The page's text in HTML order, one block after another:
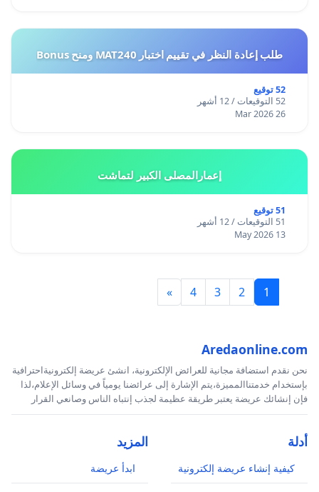
طلب إعادة النظر في تقييم اختبار MAT240 ومنح Bonus
52 توقيع
52 التوقيعات / 12 أشهر
26 Mar 2026
إعمارالمصلى الكبير لتماشت
51 توقيع
51 التوقيعات / 12 أشهر
13 May 2026
1
2
3
4
»
Aredaonline.com
نحن نقدم استضافة مجانية للعرائض الإلكترونية، انشئ عريضة إلكترونيةاحترافية
بإستخدام خدمتناالمميزة،يتم الإشارة إلى عرائضنا يومياً في وسائل الإعلام،لذا
فإن إنشائك عريضة يعتبر طريقة عظيمة لجذب إنتباه الناس وصانعي القرار
أدلة
كيفية إنشاء عريضة إلكترونية
المزيد
ابدأ عريضة